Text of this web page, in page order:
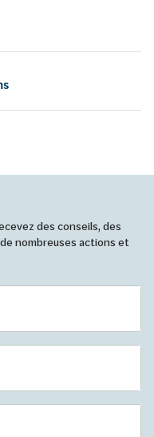
des conseils, des
nombreuses actions et